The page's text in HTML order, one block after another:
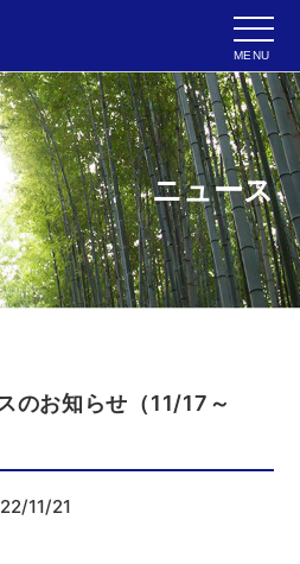
MENU
ニュース
のお知らせ（11/17～
11/21